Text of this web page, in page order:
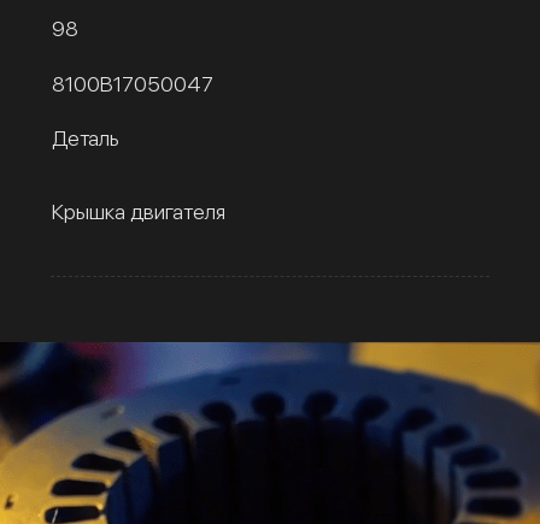
98
8100B17050047
Деталь
Крышка двигателя